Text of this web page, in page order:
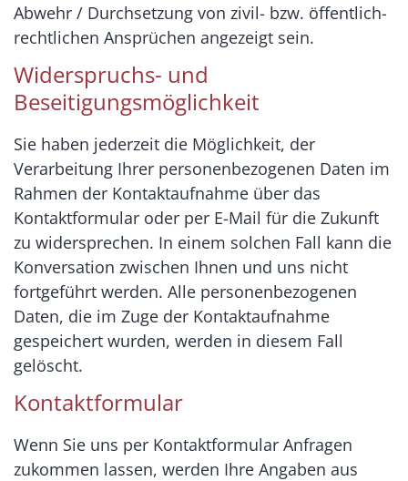
Abwehr / Durchsetzung von zivil- bzw. öffentlich-
rechtlichen Ansprüchen angezeigt sein.
Widerspruchs- und
Beseitigungsmöglichkeit
Sie haben jederzeit die Möglichkeit, der
Verarbeitung Ihrer personenbezogenen Daten im
Rahmen der Kontaktaufnahme über das
Kontaktformular oder per E-Mail für die Zukunft
zu widersprechen. In einem solchen Fall kann die
Konversation zwischen Ihnen und uns nicht
fortgeführt werden. Alle personenbezogenen
Daten, die im Zuge der Kontaktaufnahme
gespeichert wurden, werden in diesem Fall
gelöscht.
Kontaktformular
Wenn Sie uns per Kontaktformular Anfragen
zukommen lassen, werden Ihre Angaben aus